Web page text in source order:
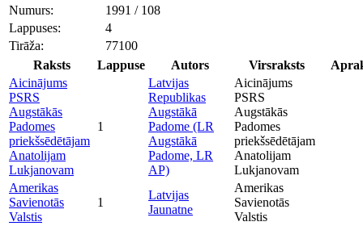
Numurs:
1991 / 108
Lappuses:
4
Tirāža:
77100
Raksts
Lappuse Autors Virsraksts
Aicinājums
PSRS
Augstākās
Padomes
priekšsēdētājam
Anatolijam
Lukjanovam
1
Latvijas
Republikas
Augstākā
Padome (LR
Augstākā
Padome, LR
AP)
Aicinājums
PSRS
Augstākās
Padomes
priekšsēdētājam
Anatolijam
Lukjanovam
Amerikas
Savienotās
Valstis
1
Latvijas
Jaunatne
Amerikas
Savienotās
Valstis